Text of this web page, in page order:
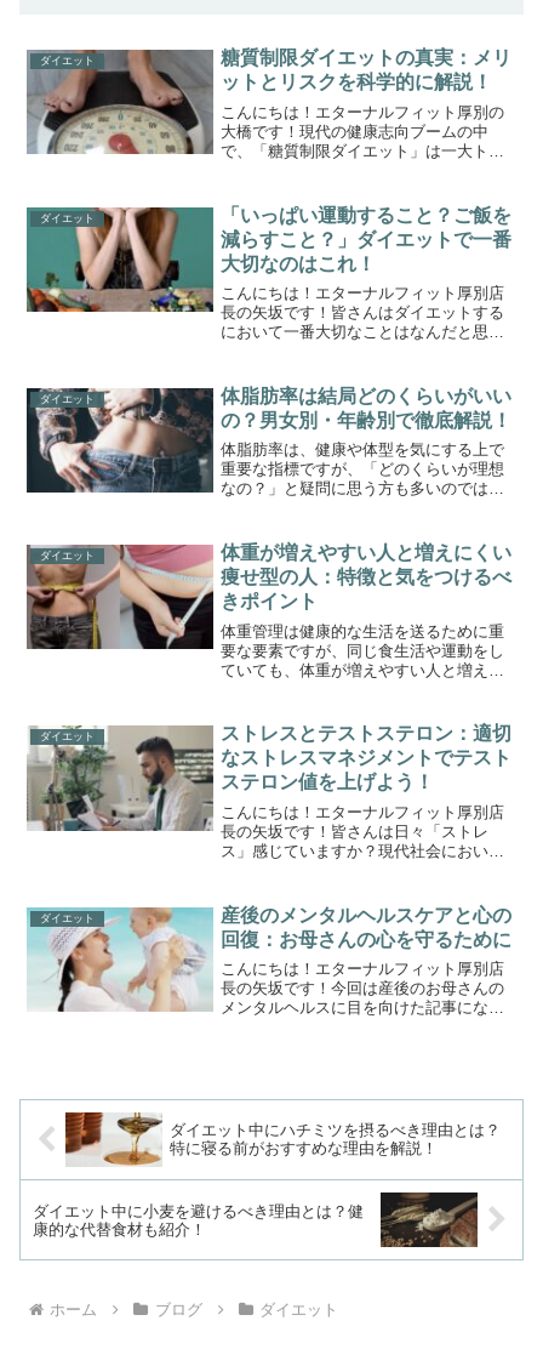
ダイエット
糖質制限ダイエットの真実：メリ
ットとリスクを科学的に解説！
こんにちは！エターナルフィット厚別の
大橋です！現代の健康志向ブームの中
で、「糖質制限ダイエット」は一大トレ
な血糖値を維持したいという目的で、こ
のダイエットを始めた人も多...
ダイエット
「いっぱい運動すること？ご飯を
減らすこと？」ダイエットで一番
大切なのはこれ！
こんにちは！エターナルフィット厚別店
長の矢坂です！皆さんはダイエットする
において一番大切なことはなんだと思い
うな回答が返ってくることが多いんで
す。「一日2時間！いっぱい...
ダイエット
体脂肪率は結局どのくらいがいい
の？男女別・年齢別で徹底解説！
体脂肪率は、健康や体型を気にする上で
重要な指標ですが、「どのくらいが理想
なの？」と疑問に思う方も多いのではな
す。その理由や根拠も合わせてお伝えし
ますので、自分に合った目標...
ダイエット
体重が増えやすい人と増えにくい
痩せ型の人：特徴と気をつけるべ
きポイント
体重管理は健康的な生活を送るために重
要な要素ですが、同じ食生活や運動をし
ていても、体重が増えやすい人と増えに
因に左右されます。今回は、体重が増え
やすい人と体重が増えにく...
ダイエット
ストレスとテストステロン：適切
なストレスマネジメントでテスト
ステロン値を上げよう！
こんにちは！エターナルフィット厚別店
長の矢坂です！皆さんは日々「ストレ
ス」感じていますか？現代社会におい
なプレッシャーなど、さまざまな要因が
私たちのストレスレベルを高め...
ダイエット
産後のメンタルヘルスケアと心の
回復：お母さんの心を守るために
こんにちは！エターナルフィット厚別店
長の矢坂です！今回は産後のお母さんの
メンタルヘルスに目を向けた記事になり
ダイエット中にハチミツを摂るべき理由とは？
特に寝る前がおすすめな理由を解説！
ダイエット中に小麦を避けるべき理由とは？健
康的な代替食材も紹介！
ホーム ブログ ダイエット